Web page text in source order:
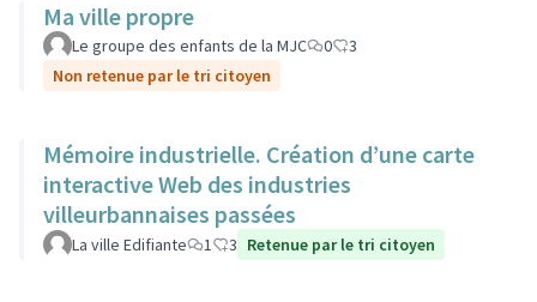
Ma ville propre
Le groupe des enfants de la MJC 0
3
Non retenue par le tri citoyen
Mémoire industrielle. Création d’une carte
interactive Web des industries
villeurbannaises passées
La ville Edifiante 1 3 Retenue par le tri citoyen